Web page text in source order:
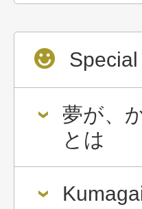
夢が、
とは